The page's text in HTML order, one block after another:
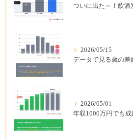
ついに出た～！飲酒
2026/05/15
データで見る歳の差
2026/05/01